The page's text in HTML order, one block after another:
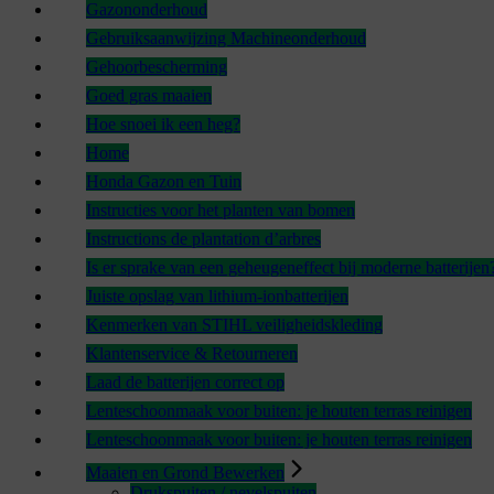
Gazononderhoud
Gebruiksaanwijzing Machineonderhoud
Gehoorbescherming
Goed gras maaien
Hoe snoei ik een heg?
Home
Honda Gazon en Tuin
Instructies voor het planten van bomen
Instructions de plantation d’arbres
Is er sprake van een geheugeneffect bij moderne
Juiste opslag van lithium-ionbatterijen
Kenmerken van STIHL veiligheidskleding
Klantenservice & Retourneren
Laad de batterijen correct op
Lenteschoonmaak voor buiten: je houten terras reinigen
Lenteschoonmaak voor buiten: je houten terras reinigen
Maaien en Grond Bewerken